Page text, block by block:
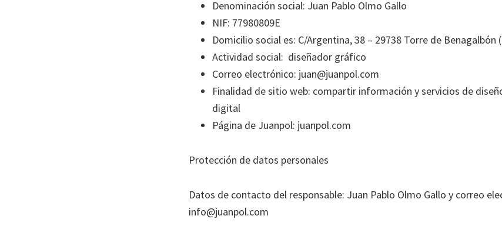
Denominación social: Juan Pablo Olmo Gallo
NIF: 77980809E
Domicilio social es: C/Argentina, 38 – 29738 Torre de Benagalbón
Actividad social: diseñador gráfico
Correo electrónico: juan@juanpol.com
Finalidad de sitio web: compartir información y servicios de
digital
Página de Juanpol: juanpol.com
Protección de datos personales
Datos de contacto del responsable: Juan Pablo Olmo Gallo y correo
info@juanpol.com